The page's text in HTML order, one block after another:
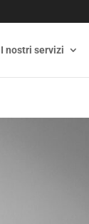
I nostri servizi